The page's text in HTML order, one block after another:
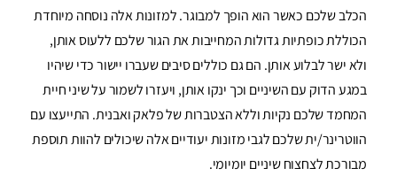
הכלב שלכם כאשר הוא הופך למבוגר. למזונות אלה נוסחה מיוחדת
הכוללת כופתיות גדולות המחייבות את הגור שלכם ללעוס אותן,
ולא ישר לבלוע אותן. הם גם כוללים סיבים שעברו יישור כדי שיהיו
במגע הדוק עם השיניים וכך ינקו אותן, ויעזרו לשמור על שיני חיית
המחמד שלכם נקיות וללא הצטברות של פלאק ואבנית. התייעצו עם
הווטרינר/ית שלכם לגבי מזונות יעודיים אלה שיכולים להוות תוספת
מבורכת לצחצוח שיניים יומיומי.